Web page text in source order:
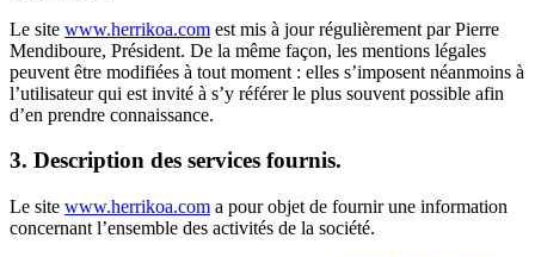
Le site www.herrikoa.com est mis à jour régulièrement par Pierre
Mendiboure, Président. De la même façon, les mentions légales
peuvent être modifiées à tout moment : elles s’imposent néanmoins à
l’utilisateur qui est invité à s’y référer le plus souvent possible afin
d’en prendre connaissance.
3. Description des services fournis.
Le site www.herrikoa.com a pour objet de fournir une information
concernant l’ensemble des activités de la société.